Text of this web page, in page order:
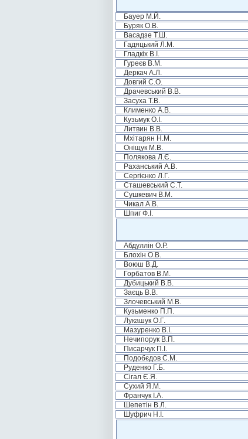
Бауер М.Й.
Буряк О.В.
Васадзе Т.Ш.
Гадяцький Л.М.
Гладкіх В.І.
Гуреєв В.М.
Деркач А.Л.
Довгий С.О.
Драчевський В.В.
Засуха Т.В.
Клименко А.В.
Кузьмук О.І.
Литвин В.В.
Мхітарян Н.М.
Оніщук М.В.
Полякова Л.Є.
Раханський А.В.
Сергієнко Л.Г.
Сташевський С.Т.
Сушкевич В.М.
Чикал А.В.
Шпиг Ф.І.
Абдуллін О.Р.
Блохін О.В.
Воюш В.Д.
Горбатов В.М.
Дубицький В.В.
Заєць В.В.
Злочевський М.В.
Кузьменко П.П.
Лукашук О.Г.
Мазуренко В.І.
Нечипорук В.П.
Писарчук П.І.
Подобєдов С.М.
Руденко Г.Б.
Сігал Є.Я.
Сухий Я.М.
Франчук І.А.
Шепетін В.Л.
Шуфрич Н.І.